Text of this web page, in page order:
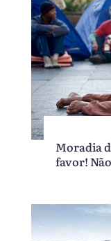
Moradia
favor!